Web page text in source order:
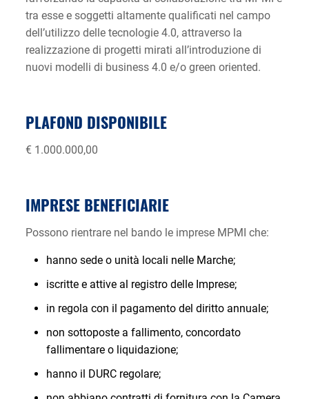
tra esse e soggetti altamente qualificati nel campo
dell’utilizzo delle tecnologie 4.0, attraverso la
realizzazione di progetti mirati all’introduzione di
nuovi modelli di business 4.0 e/o green oriented.
PLAFOND DISPONIBILE
€ 1.000.000,00
IMPRESE BENEFICIARIE
Possono rientrare nel bando le imprese MPMI che:
hanno sede o unità locali nelle Marche;
iscritte e attive al registro delle Imprese;
in regola con il pagamento del diritto annuale;
non sottoposte a fallimento, concordato
fallimentare o liquidazione;
hanno il DURC regolare;